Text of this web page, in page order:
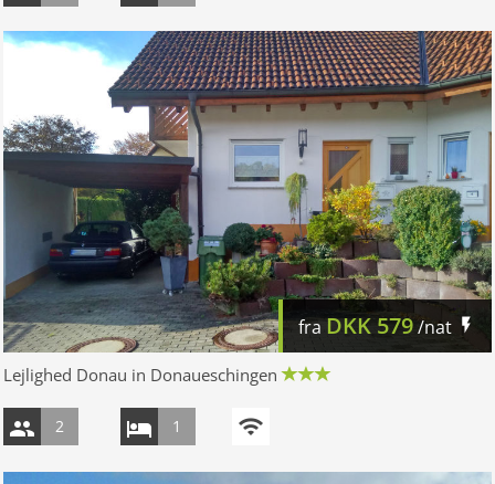
fra DKK 579/nat
Lejlighed Donau in Donaueschingen
2 1